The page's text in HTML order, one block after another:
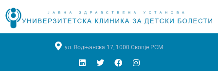
ул. Водњанска 17, 1000 Скопје РСМ